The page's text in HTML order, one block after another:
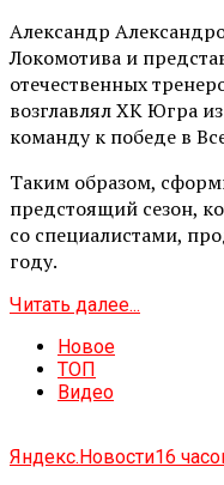
Александр
Локомотива и
отечественных
возглавлял ХК Югра
команду к победе в
Таким образом,
предстоящий сезон,
со специалистами,
году.
Читать далее...
Новое
ТОП
Видео
Яндекс.Новости16